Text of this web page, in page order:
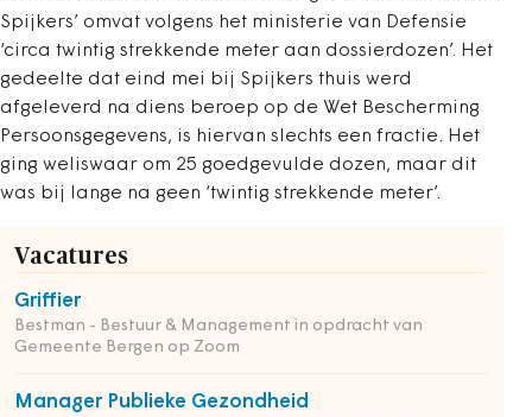
Spijkers’ omvat volgens het ministerie van Defensie
‘circa twintig strekkende meter aan dossierdozen’. Het
gedeelte dat eind mei bij Spijkers thuis werd
afgeleverd na diens beroep op de Wet Bescherming
Persoonsgegevens, is hiervan slechts een fractie. Het
ging weliswaar om 25 goedgevulde dozen, maar dit
was bij lange na geen ‘twintig strekkende meter’.
Vacatures
Griffier
Bestman - Bestuur & Management in opdracht van
Gemeente Bergen op Zoom
Manager Publieke Gezondheid